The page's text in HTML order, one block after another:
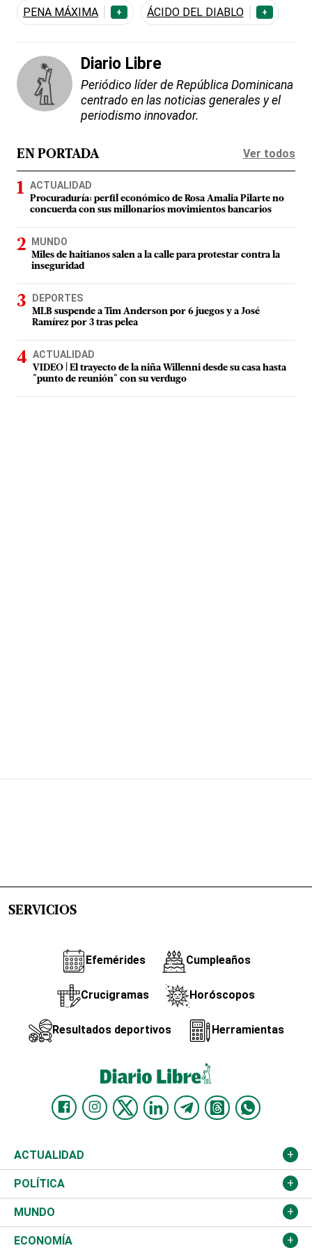
PENA MÁXIMA + ÁCIDO DEL DIABLO +
Diario Libre
Periódico líder de República Dominicana
centrado en las noticias generales y el
periodismo innovador.
EN PORTADA Ver todos
ACTUALIDAD
Procuraduría: perfil económico de Rosa Amalia Pilarte no
concuerda con sus millonarios movimientos bancarios
MUNDO
Miles de haitianos salen a la calle para protestar contra la
inseguridad
DEPORTES
MLB suspende a Tim Anderson por 6 juegos y a José
Ramírez por 3 tras pelea
ACTUALIDAD
VIDEO | El trayecto de la niña Willenni desde su casa hasta
"punto de reunión" con su verdugo
SERVICIOS
Efemérides Cumpleaños
Crucigramas Horóscopos
Resultados deportivos Herramientas
ACTUALIDAD
Nacional
Ciudad
Educación
POLÍTICA
Partidos
JCE
MUNDO
Estados Unidos
ECONOMÍA